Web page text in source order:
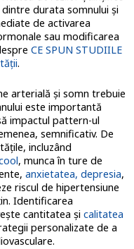
durata somnului şi
de activarea
sau modificarea
CE SPUN STUDIILE
.
arterială și somn trebuie
este importantă
impactul pattern-ul
semnificativ. De
incluzând
, munca în ture de
anxietatea, depresia,
riscul de hipertensiune
Identificarea
cantitatea şi calitatea
personalizate de a